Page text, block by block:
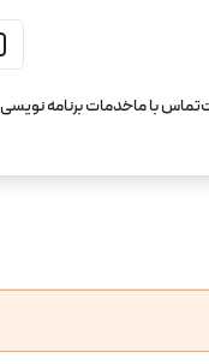
تماس با ماخدمات برنامه نویسی PLC اتوماسیون صنعتی